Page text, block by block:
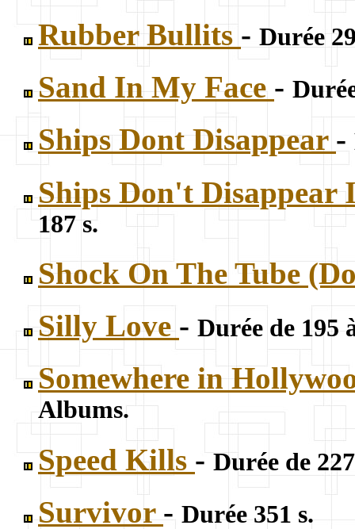
Rubber Bullits - Durée
Sand In My Face -
Ships Dont Disappear -
Ships Don't
187 s.
Shock On The Tube
Silly Love - Durée de 195
Somewhere in
Albums.
Speed Kills - Durée de
Survivor - Durée 351 s.